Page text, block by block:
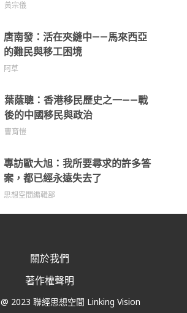
黃宗儀
唐南發：活在夾縫中——馬來西亞
的難民與移工困境
阿草
葉蔭聰：香港移民歷史之一——戰
後的中國移民與政治
曹育愷
專訪歐大旭：我所要尋求的許多答
案，都已經永遠失去了
思想空間編輯部
關於我們
著作權聲明
@ 2023 聯經思想空間 Linking Vision